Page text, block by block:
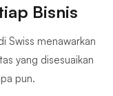
Bisnis
Swiss menawarkan
yang disesuaikan
pun.